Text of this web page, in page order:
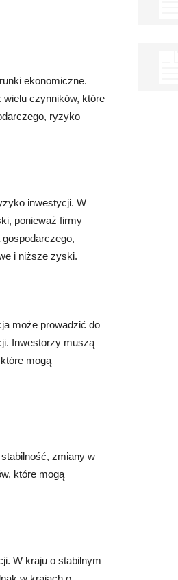
ekonomiczne.
wielu czynników, które
ryzyko
inwestycji. W
ponieważ firmy
i niższe zyski.
może prowadzić do
Inwestorzy muszą
mogą
zmiany w
które mogą
W kraju o stabilnym